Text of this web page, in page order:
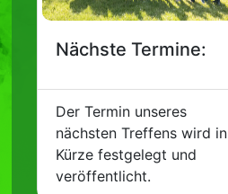
Nächste Termine:
Der Termin unseres
nächsten Treffens wird in
Kürze festgelegt und
veröffentlicht.